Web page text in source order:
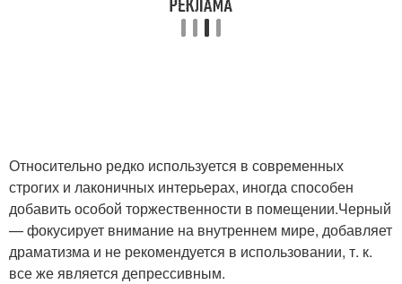
Относительно редко используется в современных
строгих и лаконичных интерьерах, иногда способен
добавить особой торжественности в помещении.Черный
— фокусирует внимание на внутреннем мире, добавляет
драматизма и не рекомендуется в использовании, т. к.
все же является депрессивным.